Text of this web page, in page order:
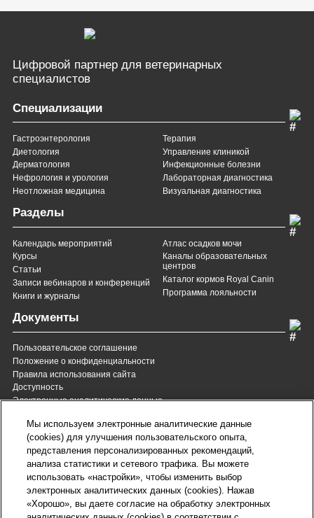
Цифровой партнер для ветеринарных
специалистов
Специализации
Гастроэнтерология
Диетология
Дерматология
Нефрология и урология
Неотложная медицина
Терапия
Управление клиникой
Инфекционные болезни
Лабораторная диагностика
Визуальная диагностика
Разделы
Календарь мероприятий
Курсы
Статьи
Записи вебинаров и конференций
Книги и журналы
Атлас осадков мочи
Каналы образовательных
центров
Каталог кормов Royal Canin
Программа лояльности
Документы
Пользовательское соглашение
Положение о конфиденциальности
Правила использования сайта
Доступность
Электронные аналитические данные
8 (800) 200-37-35
Служба Заботы для России
звонок бесплатный для
всех регионов России
8 (820) 007-137-35
Служба Заботы для
Республики Беларусь
contact@royalcanin.ru
Карта сайта
Мы используем электронные аналитические данные
(cookies) для улучшения пользовательского опыта,
представления персонализированных рекомендаций,
анализа статистики и сетевого трафика. Вы можете
использовать «настройки», чтобы изменить выбор
электронных аналитических данных (cookies). Нажав
«Хорошо», вы даете согласие на обработку электронных